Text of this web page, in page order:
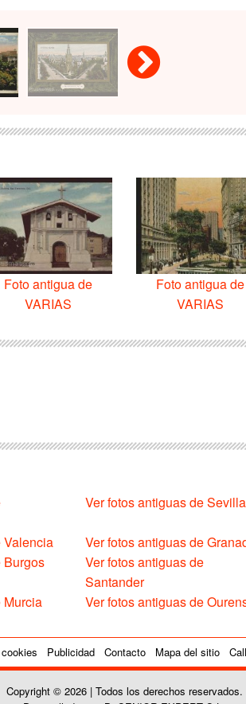
Foto antigua de
VARIAS
Foto antigua de
VARIAS
Ver fotos antiguas de Sevilla
Valencia
Ver fotos antiguas de
Burgos
Ver fotos antiguas de
Santander
Murcia Ver fotos antiguas de
Publicidad Contacto Mapa del sitio
Copyright © 2026 | Todos los derechos reservados.